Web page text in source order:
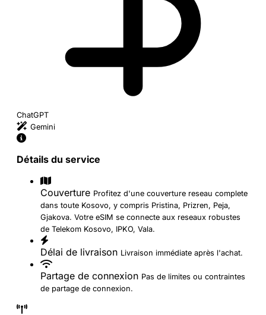
ChatGPT
Gemini
Détails du service
Couverture Profitez d'une couverture reseau complete
dans toute Kosovo, y compris Pristina, Prizren, Peja,
Gjakova. Votre eSIM se connecte aux reseaux robustes
de Telekom Kosovo, IPKO, Vala.
Délai de livraison Livraison immédiate après l'achat.
Partage de connexion Pas de limites ou contraintes
de partage de connexion.